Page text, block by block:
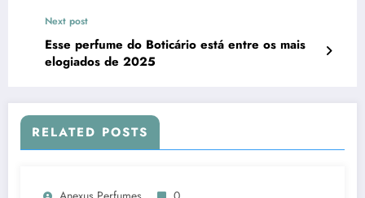
Next post
Esse perfume do Boticário está entre os mais
elogiados de 2025
RELATED POSTS